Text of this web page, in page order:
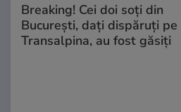
Breaking! Cei doi soți din
București, dați dispăruți pe
Transalpina, au fost găsiți